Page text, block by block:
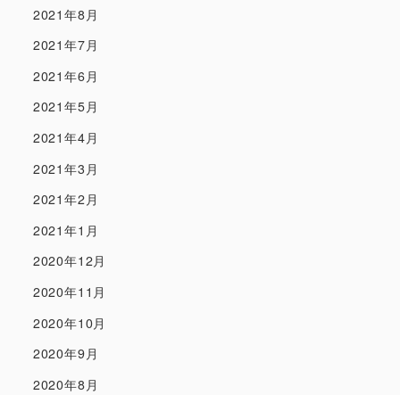
2021年8月
2021年7月
2021年6月
2021年5月
2021年4月
2021年3月
2021年2月
2021年1月
2020年12月
2020年11月
2020年10月
2020年9月
2020年8月